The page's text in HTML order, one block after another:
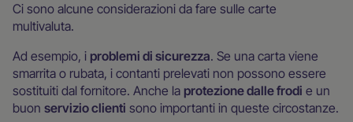
Ci sono alcune considerazioni da fare sulle carte
multivaluta.
Ad esempio, i problemi di sicurezza. Se una carta viene
smarrita o rubata, i contanti prelevati non possono essere
sostituiti dal fornitore. Anche la protezione dalle frodi e un
buon servizio clienti sono importanti in queste circostanze.